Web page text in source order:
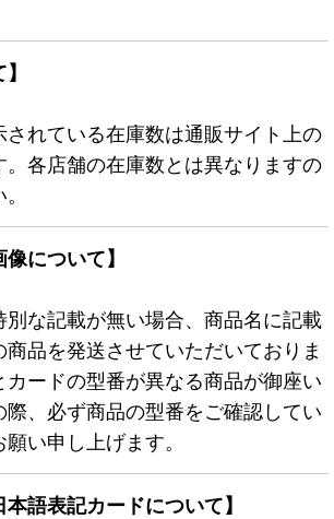
されている在庫数は通販サイト上の
。各店舗の在庫数とは異なりますの
について】
な記載が無い場合、商品名に記載
商品を発送させていただいておりま
ードの型番が異なる商品が御座い
際、必ず商品の型番をご確認してい
い申し上げます。
本語表記カードについて】